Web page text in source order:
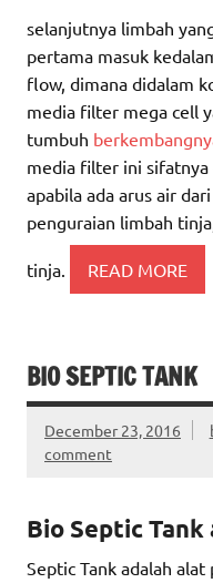
selanjutnya limbah
pertama masuk
flow, dimana didalam
media filter mega cell
tumbuh
media filter ini
apabila ada arus air
penguraian limbah
tinja. READ MORE
BIO SEPTIC TANK
December 23, 2016
comment
Bio Septic
Septic Tank adalah alat